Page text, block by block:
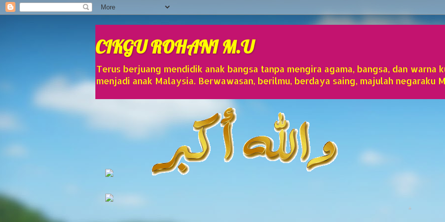
CIKGU ROHANI M.U
Terus berjuang mendidik anak bangsa tanpa mengira agama, bangsa, dan warna
menjadi anak Malaysia. Berwawasan, berilmu, berdaya saing, majulah negaraku